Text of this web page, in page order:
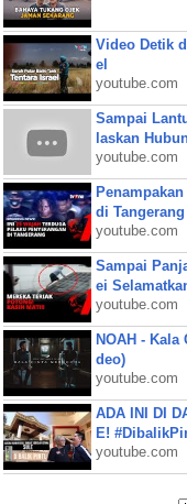
Video Detik
el
youtube.com
Sampai
laskan
youtube.com
di
youtube.com
Sampai
ei
youtube.com
NOAH -
deo)
youtube.com
ADA INI DI
E!
youtube.com